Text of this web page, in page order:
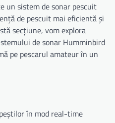
un sistem de sonar pescuit
de pescuit mai eficientă și
secțiune, vom explora
de sonar Humminbird
pe pescarul amateur în un
în mod real-time